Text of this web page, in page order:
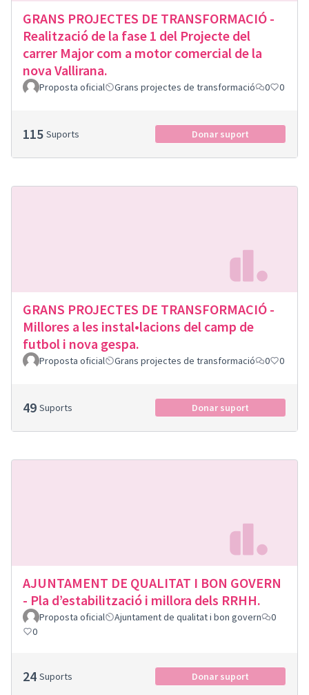
GRANS PROJECTES DE TRANSFORMACIÓ -
Realització de la fase 1 del Projecte del
carrer Major com a motor comercial de la
nova Vallirana.
Proposta oficial Grans projectes de transformació 0 0
115 Suports Donar suport
GRANS PROJECTES DE TRANSFORMACIÓ -
Millores a les instal•lacions del camp de
futbol i nova gespa.
Proposta oficial Grans projectes de transformació 0 0
49 Suports Donar suport
AJUNTAMENT DE QUALITAT I BON GOVERN
- Pla d’estabilització i millora dels RRHH.
Proposta oficial Ajuntament de qualitat i bon govern
0
0
24 Suports Donar suport